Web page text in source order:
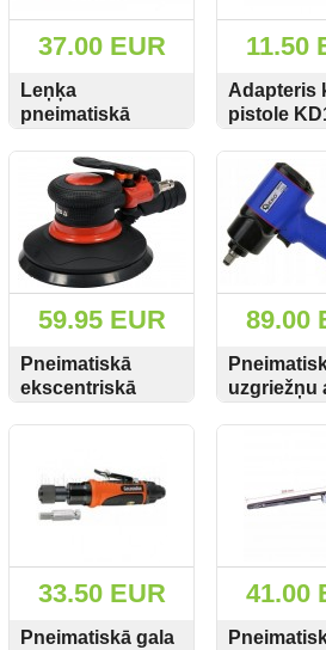
37.00 EUR
Leņķa
pneimatiskā
Hymair AT-4044B
15 000/min 1.5-
10mm
SKATĪT PIRKT
11.50
Adapteris
pistole
SKATĪT
59.95 EUR
Pneimatiskā
ekscentriskā
SKATĪT PIRKT
89.00
uzgriežņu
SKATĪT
33.50 EUR
Pneimatiskā gala
41.00